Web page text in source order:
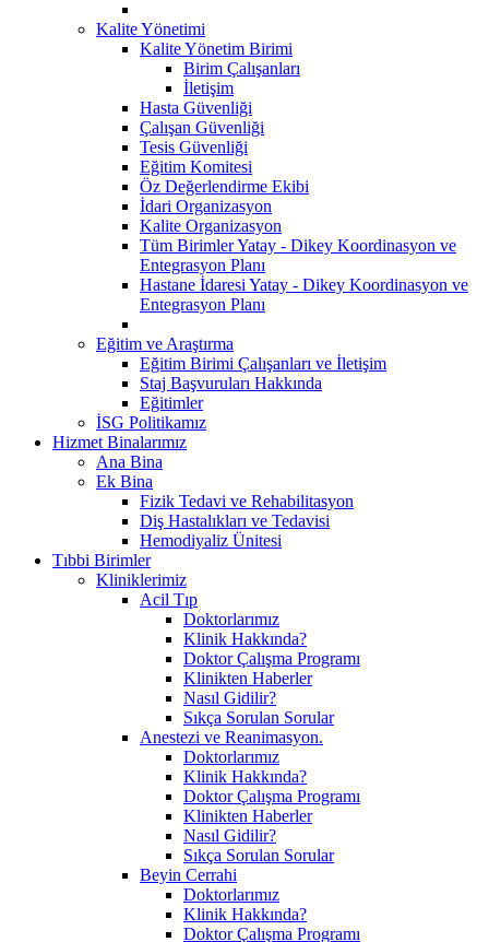
Kalite Yönetimi
Kalite Yönetim Birimi
Birim Çalışanları
İletişim
Hasta Güvenliği
Çalışan Güvenliği
Tesis Güvenliği
Eğitim Komitesi
Öz Değerlendirme Ekibi
İdari Organizasyon
Kalite Organizasyon
Tüm Birimler Yatay - Dikey Koordinasyon ve
Entegrasyon Planı
Hastane İdaresi Yatay - Dikey Koordinasyon ve
Entegrasyon Planı
Eğitim ve Araştırma
Eğitim Birimi Çalışanları ve İletişim
Staj Başvuruları Hakkında
Eğitimler
İSG Politikamız
Hizmet Binalarımız
Ana Bina
Ek Bina
Fizik Tedavi ve Rehabilitasyon
Diş Hastalıkları ve Tedavisi
Hemodiyaliz Ünitesi
Tıbbi Birimler
Kliniklerimiz
Acil Tıp
Doktorlarımız
Klinik Hakkında?
Doktor Çalışma Programı
Klinikten Haberler
Nasıl Gidilir?
Sıkça Sorulan Sorular
Anestezi ve Reanimasyon.
Doktorlarımız
Klinik Hakkında?
Doktor Çalışma Programı
Klinikten Haberler
Nasıl Gidilir?
Sıkça Sorulan Sorular
Beyin Cerrahi
Doktorlarımız
Klinik Hakkında?
Doktor Çalışma Programı